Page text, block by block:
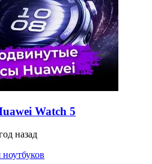
Watch 5
назад